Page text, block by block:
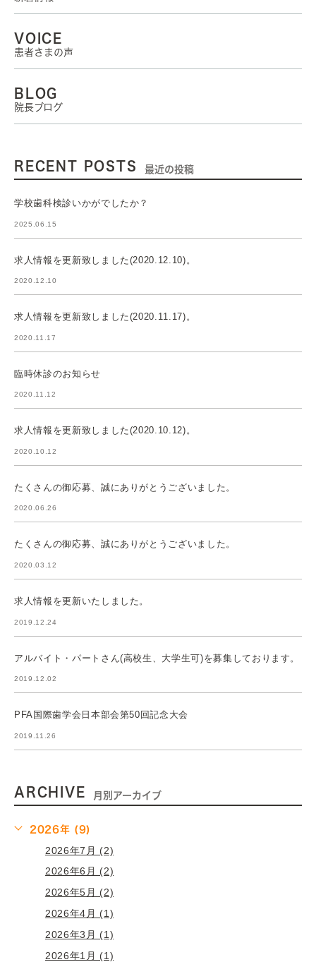
VOICE
患者さまの声
BLOG
院長ブログ
RECENT POSTS 最近の投稿
学校歯科検診いかがでしたか？
2025.06.15
求人情報を更新致しました(2020.12.10)。
2020.12.10
求人情報を更新致しました(2020.11.17)。
2020.11.17
臨時休診のお知らせ
2020.11.12
求人情報を更新致しました(2020.10.12)。
2020.10.12
たくさんの御応募、誠にありがとうございました。
2020.06.26
たくさんの御応募、誠にありがとうございました。
2020.03.12
求人情報を更新いたしました。
2019.12.24
アルバイト・パートさん(高校生、大学生可)を募集しております。
2019.12.02
PFA国際歯学会日本部会第50回記念大会
2019.11.26
ARCHIVE 月別アーカイブ
2026年 (9)
2026年7月 (2)
2026年6月 (2)
2026年5月 (2)
2026年4月 (1)
2026年3月 (1)
2026年1月 (1)